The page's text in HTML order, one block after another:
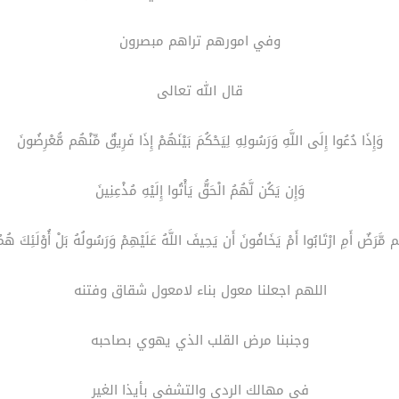
وفي امورهم تراهم مبصرون
قال الله تعالى
وَإِذَا دُعُوا إِلَى اللَّهِ وَرَسُولِهِ لِيَحْكُمَ بَيْنَهُمْ إِذَا فَرِيقٌ مِّنْهُم مُّعْرِضُونَ
وَإِن يَكُن لَّهُمُ الْحَقُّ يَأْتُوا إِلَيْهِ مُذْعِنِينَ
مَّرَضٌ أَمِ ارْتَابُوا أَمْ يَخَافُونَ أَن يَحِيفَ اللَّهُ عَلَيْهِمْ وَرَسُولُهُ بَلْ أُوْلَئِكَ
اللهم اجعلنا معول بناء لامعول شقاق وفتنه
وجنبنا مرض القلب الذي يهوي بصاحبه
في مهالك الردى والتشفي بأيذا الغير